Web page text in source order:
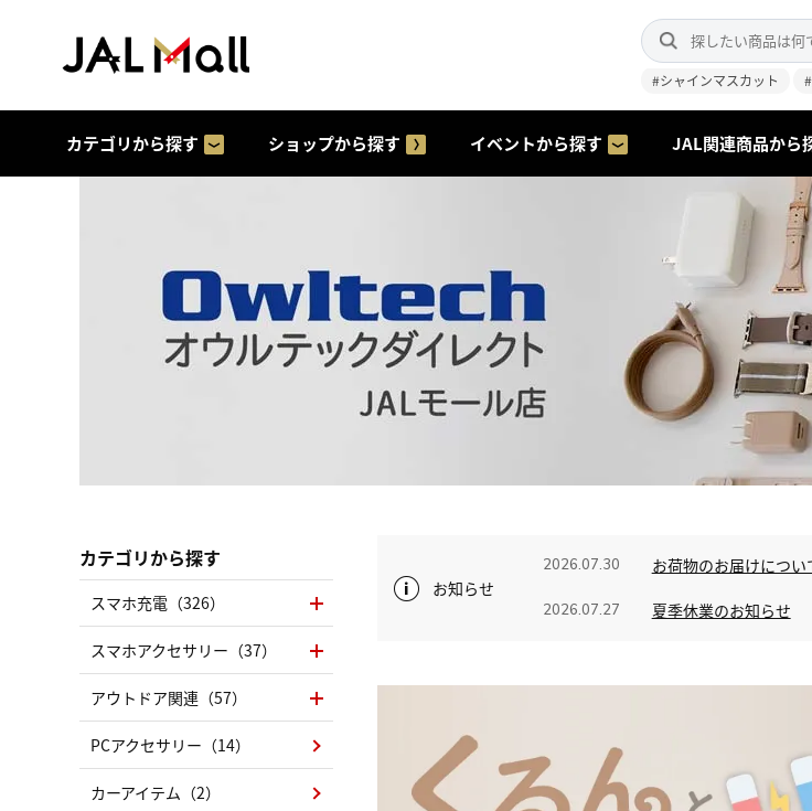
#シャインマスカット
カテゴリから探す ショップから探す イベントから探す JAL関連商品から
カテゴリから探す
スマホ充電（326）
スマホアクセサリー（37）
アウトドア関連（57）
PCアクセサリー（14）
カーアイテム（2）
お知らせ
2026.07.30 お荷物のお届けについ
2026.07.27 夏季休業のお知らせ